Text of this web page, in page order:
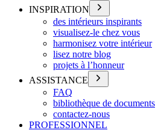
INSPIRATION
des intérieurs inspirants
visualisez-le chez vous
harmonisez votre intérieur
lisez notre blog
projets à l’honneur
ASSISTANCE
FAQ
bibliothèque de documents
contactez-nous
PROFESSIONNEL